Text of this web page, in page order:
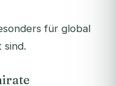
für global
sind.